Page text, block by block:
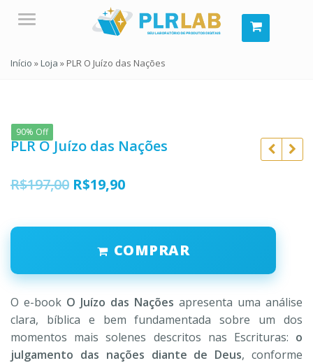
Menu
Início »Loja » PLR O Juízo das Nações
90% Off
PLR O Juízo das Nações
R$197,00 O
original
era:
R$197,00.
R$19,90O
atual
é:
R$19,90.
COMPRAR
O e-book O Juízo das Nações apresenta uma análise
clara, bíblica e bem fundamentada sobre um dos
momentos mais solenes descritos nas Escrituras: o
julgamento das nações diante de Deus, conforme